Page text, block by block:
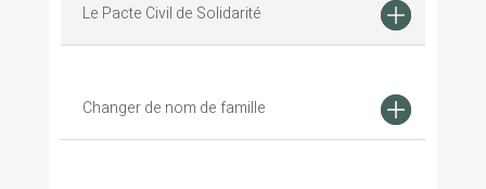
Le Pacte Civil de Solidarité
Changer de nom de famille